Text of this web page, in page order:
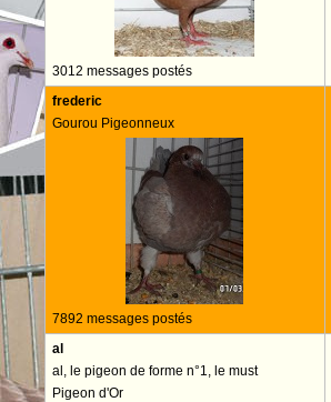
3012 messages postés
frederic
Gourou Pigeonneux
7892 messages postés
al
al, le pigeon de forme n°1, le must
Pigeon d'Or